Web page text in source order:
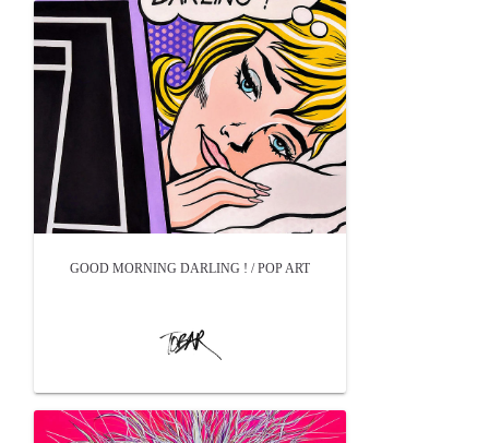
GOOD MORNING DARLING ! / POP ART